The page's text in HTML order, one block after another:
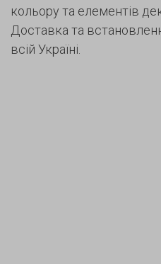
кольору та елементів
Доставка та
всій Україні.